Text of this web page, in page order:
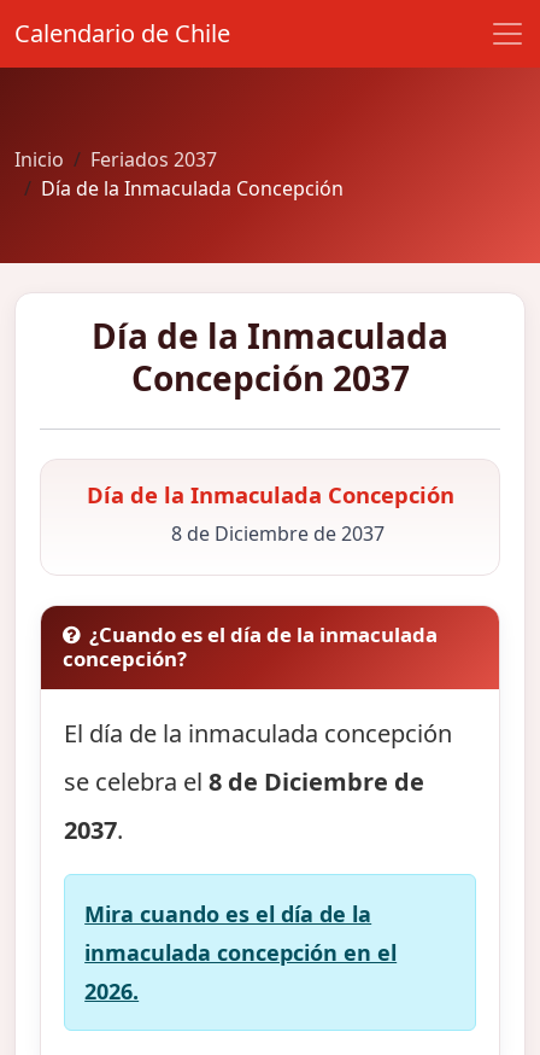
Calendario de Chile
Inicio
Feriados 2037
Día de la Inmaculada Concepción
Día de la Inmaculada
Concepción 2037
Día de la Inmaculada Concepción
8 de Diciembre de 2037
¿Cuando es el día de la inmaculada
concepción?
El día de la inmaculada concepción
se celebra el8 de Diciembre de
2037.
Mira cuando es el día de la
inmaculada concepción en el
2026.